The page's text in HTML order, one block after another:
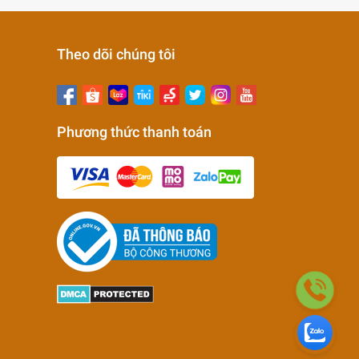
Theo dõi chúng tôi
Phương thức thanh toán